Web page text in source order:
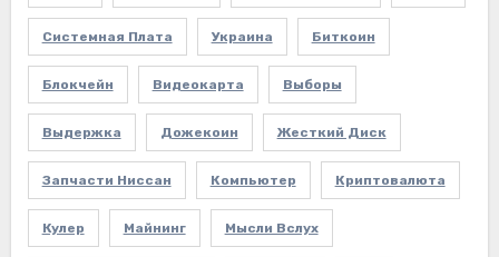
Системная Плата Украина Биткоин
Блокчейн Видеокарта Выборы
Выдержка Дожекоин Жесткий Диск
Запчасти Ниссан Компьютер Криптовалюта
Кулер Майнинг Мысли Вслух